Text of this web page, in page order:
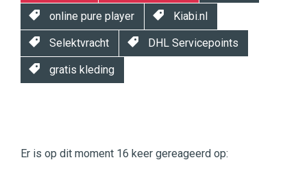
online pure player Kiabi.nl
Selektvracht DHL Servicepoints
gratis kleding
|
Digital
Er is op dit moment 16 keer gereageerd op: